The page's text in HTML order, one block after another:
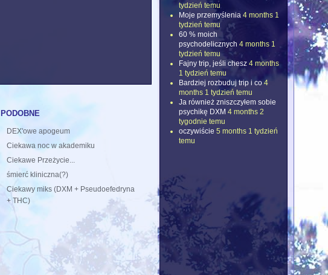
podobne
DEX'owe apogeum
Ciekawa noc w akademiku
Ciekawe Przeżycie...
śmierć kliniczna(?)
Ciekawy miks (DXM + Pseudoefedryna
+ THC)
tydzień temu
Moje przemyślenia 4 months 1
tydzień temu
60 % moich
psychodelicznych 4 months 1
tydzień temu
Fajny trip, jeśli chesz 4 months
1 tydzień temu
Bardziej rozbuduj trip i co 4
months 1 tydzień temu
Ja również zniszczyłem sobie
psychikę DXM 4 months 2
tygodnie temu
oczywiście 5 months 1 tydzień
temu